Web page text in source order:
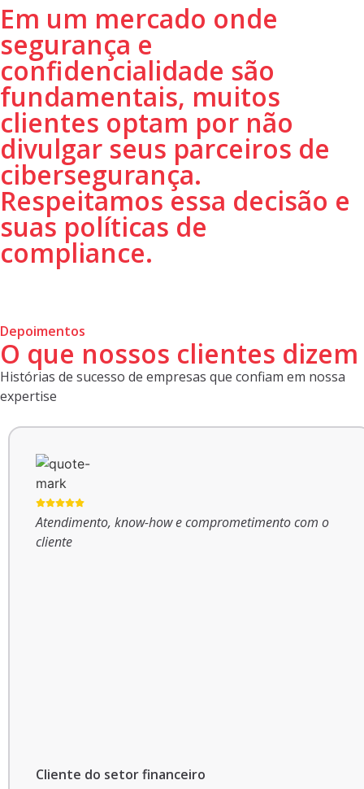
Em um mercado onde
segurança e
confidencialidade são
fundamentais, muitos
clientes optam por não
divulgar seus parceiros de
cibersegurança.
Respeitamos essa decisão e
suas políticas de
compliance.
Depoimentos
O que nossos clientes dizem
Histórias de sucesso de empresas que confiam em nossa
expertise
Atendimento, know-how e comprometimento com o
cliente
Cliente do setor financeiro